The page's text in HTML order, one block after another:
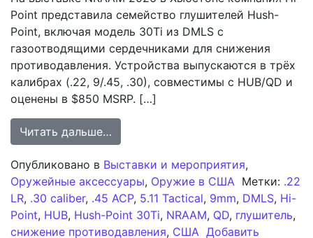
Point представила семейство глушителей Hush-
Point, включая модель 30Ti из DMLS с
газоотводящими сердечниками для снижения
противодавления. Устройства выпускаются в трёх
калибрах (.22, 9/.45, .30), совместимы с HUB/QD и
оценены в $850 MSRP. […]
Читать дальше…
Опубликовано в Выставки и мероприятия,
Оружейные аксессуары, Оружие в США Метки: .22
LR, .30 caliber, .45 ACP, 5.11 Tactical, 9mm, DMLS, Hi-
Point, HUB, Hush-Point 30Ti, NRAAM, QD, глушитель,
снижение противодавления, США Добавить